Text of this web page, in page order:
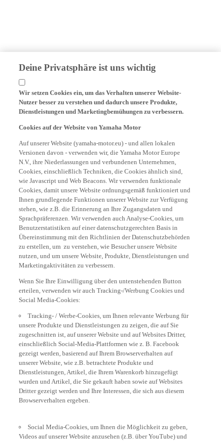
Deine Privatsphäre ist uns wichtig
Wir setzen Cookies ein, um das Verhalten unserer Website-
Nutzer besser zu verstehen und dadurch unsere Produkte,
Dienstleistungen und Marketingbemühungen zu verbessern.
Cookies auf der Website von Yamaha Motor
Auf unserer Website (yamaha-motor.eu) - und allen lokalen
Versionen davon - verwenden wir, die Yamaha Motor Europe
N.V., ihre Niederlassungen und verbundenen Unternehmen,
Cookies, einschließlich Techniken, die Cookies ähnlich sind,
wie Javascript und Web Beacons. Wir verwenden funktionale
Cookies, damit unsere Website ordnungsgemäß funktioniert und
Ihnen grundlegende Funktionen unserer Website zur Verfügung
stehen, wie z.B. die Erinnerung an Ihre Zugangsdaten und
Sprachpräferenzen. Wir verwenden auch Analyse-Cookies, um
Benutzerstatistiken auf einer datenschutzgerechten Basis in
Übereinstimmung mit den Richtlinien der Datenschutzbehörden
zu erstellen, um zu verstehen, wie Besucher unsere Website
nutzen, und um unsere Website, Produkte, Dienstleistungen und
Marketingaktivitäten zu verbessern.
Wenn Sie Ihre Einwilligung über den untenstehenden Button
erteilen, verwenden wir auch Tracking-/Werbung Cookies und
Social Media-Cookies:
Tracking- / Werbe-Cookies, um Ihnen relevante Werbung für
unsere Produkte und Dienstleistungen zu zeigen, die auf Sie
zugeschnitten ist, auf unserer Website und auf Websites Dritter,
einschließlich Social-Media-Plattformen wie z. B. Facebook
gezeigt werden, basierend auf Ihrem Browserverhalten auf
unserer Website, wie z.B. betrachtete Produkte und
Dienstleistungen, Artikel, die Ihrem Warenkorb hinzugefügt
wurden und Artikel, die Sie gekauft haben sowie auf Websites
Dritter gezeigt werden und Ihre Interessen, die sich aus diesem
Browserverhalten ergeben.
Social Media-Cookies, um Ihnen die Möglichkeit zu geben,
Videos auf unserer Website anzusehen (z.B. über YouTube) und